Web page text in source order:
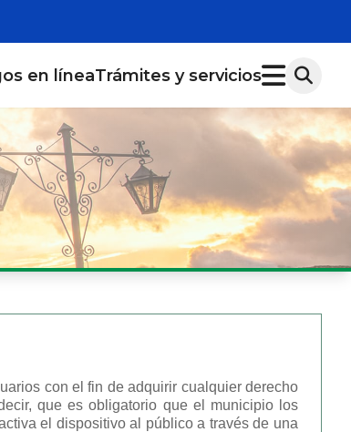
en líneaTrámites y servicios
con el fin de adquirir cualquier derecho
que es obligatorio que el municipio los
el dispositivo al público a través de una